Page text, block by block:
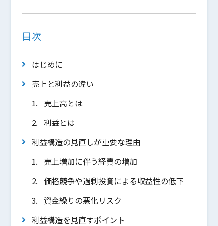
目次
はじめに
売上と利益の違い
売上高とは
利益とは
利益構造の見直しが重要な理由
売上増加に伴う経費の増加
価格競争や過剰投資による収益性の低下
資金繰りの悪化リスク
利益構造を見直すポイント